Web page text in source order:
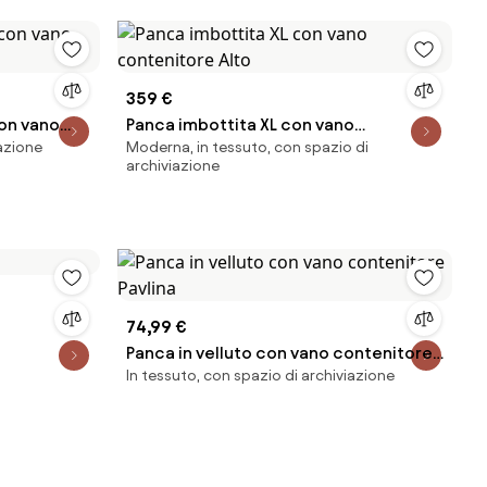
vano
359 €
Panca imbottita XL con vano
contenitore Alto
Moderna, in tessuto, con spazio di
archiviazione
74,99 €
Panca in velluto con vano contenitore
Pavlina
In tessuto, con spazio di archiviazione